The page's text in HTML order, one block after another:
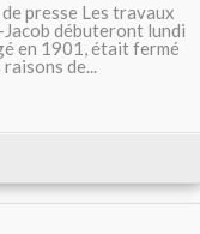
presse Les travaux
débuteront lundi
en 1901, était fermé
de...